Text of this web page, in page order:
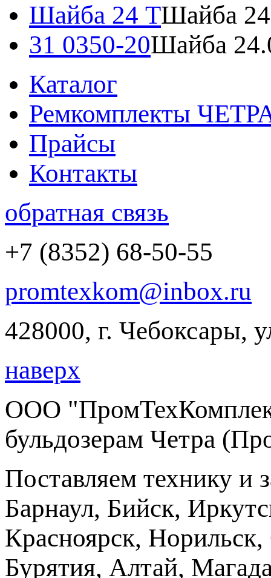
Шайба 24 ТШайба
31 0350-20Шайба
Каталог
Ремкомплекты
Прайсы
Контакты
обратная связь
+7 (8352) 68-50-55
promtexkom@inbox.ru
428000, г. Чебоксары,
наверх
ООО
бульдозерам Четра
Поставляем технику и
Барнаул, Бийск,
Красноярск,
Бурятия, Алтай,